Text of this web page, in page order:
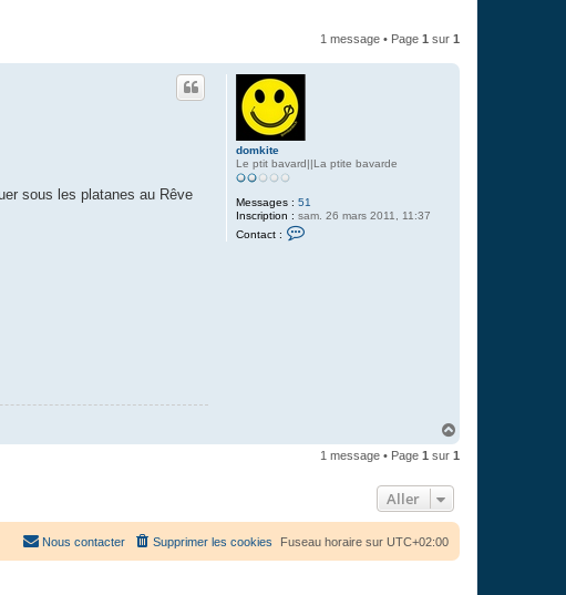
1 message • Page 1 sur 1
domkite
Le ptit bavard||La ptite bavarde
Messages : 51
Inscription : sam. 26 mars 2011, 11:37
Contact :
sous les platanes au Rêve
u
1 message • Page 1 sur 1
Aller
Fuseau horaire sur UTC+02:00
Supprimer les cookies
Nous contacter